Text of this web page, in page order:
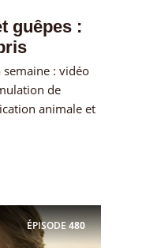
guêpes :
semaine : vidéo
de
animale et
ÉPISODE480